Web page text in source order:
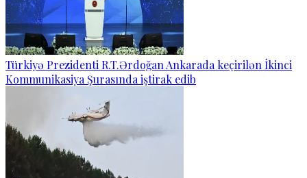
Türkiyə Prezidenti R.T.Ərdoğan Ankarada keçirilən İkinci
Kommunikasiya Şurasında iştirak edib